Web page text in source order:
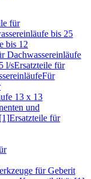
für
bis 25
bis 12
Dachwassereinläufe
l/sErsatzteile für
Für
13 x 13
und
Ersatzteile für
für Geberit